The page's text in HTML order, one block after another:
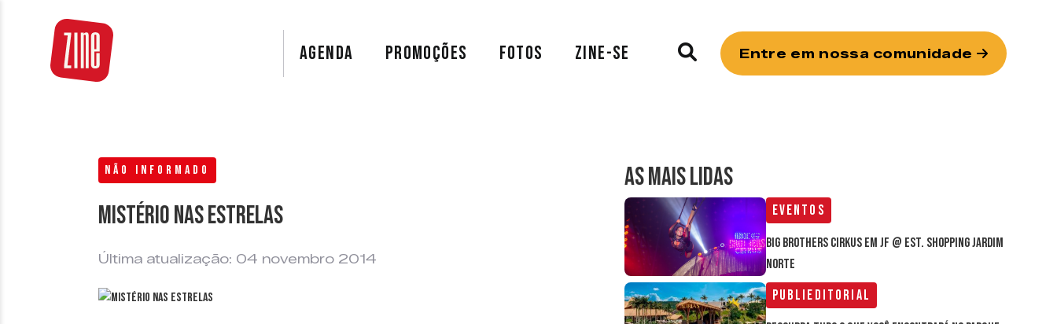
AGENDA PROMOÇÕES FOTOS ZINE-SE Entre em nossa comunidade
NÃO INFORMADO
Mistério nas estrelas
Última atualização: 04 novembro 2014
AS MAIS LIDAS
Eventos
Big Brothers Cirkus em JF @ Est. Shopping Jardim
Norte
Publieditorial